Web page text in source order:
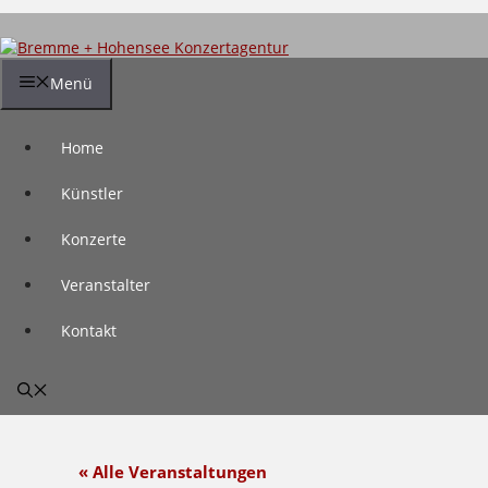
Inhalt
springen
Menü
Home
Künstler
Konzerte
Veranstalter
Kontakt
« Alle Veranstaltungen